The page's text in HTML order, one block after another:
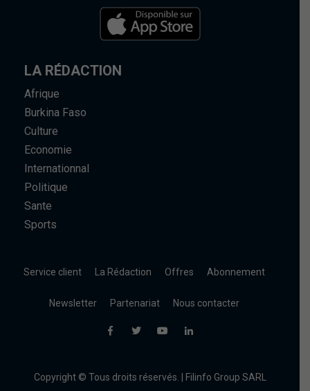
LA RÉDACTION
Afrique
Burkina Faso
Culture
Economie
Internationnal
Politique
Sante
Sports
Service client La Rédaction Offres Abonnement
Newsletter Partenariat Nous contacter
Copyright © Tous droits réservés. | Filinfo Group SARL